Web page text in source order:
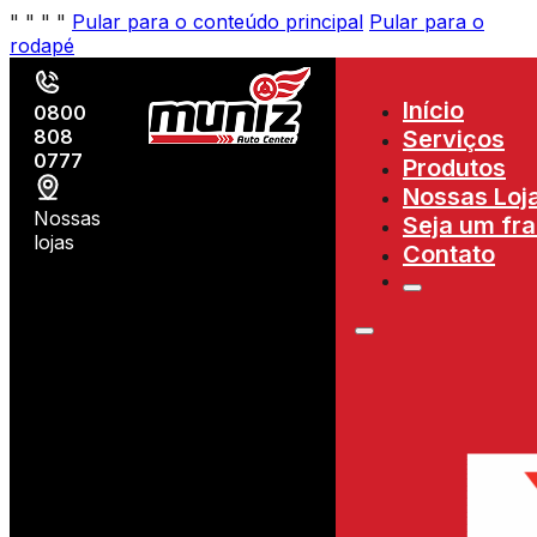
" " " " Pular para o conteúdo principal Pular para o
rodapé
0800
808
0777
Nossas
lojas
Início
Serviços
Produtos
Nossas
Seja um
Contato